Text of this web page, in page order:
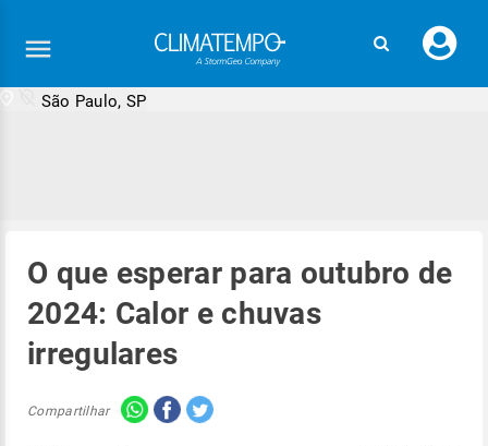
seu
São Paulo, SP
O que esperar para outubro de
2024: Calor e chuvas
irregulares
Compartilhar